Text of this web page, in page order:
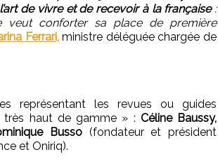
de vivre et de recevoir à la française:
veut conforter sa place de première
Ferrari,ministre déléguée chargée de
représentant les revues ou guides
très haut de gamme » : Céline Baussy,
Busso(fondateur et président
et Oniriq).